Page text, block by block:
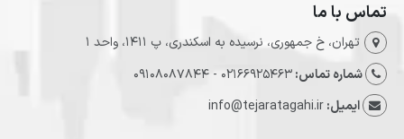
تماس با ما
تهران، خ جمهوری، نرسیده به اسکندری، پ 1411، واحد 1
شماره تماس:02166925463 - 09108087844
ایمیل:info@tejaratagahi.ir